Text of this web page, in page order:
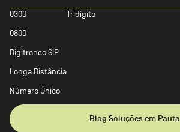
0300
0800
Digitronco SIP
Longa Distância
Número Único
Tridígito
Blog Soluções em Pauta